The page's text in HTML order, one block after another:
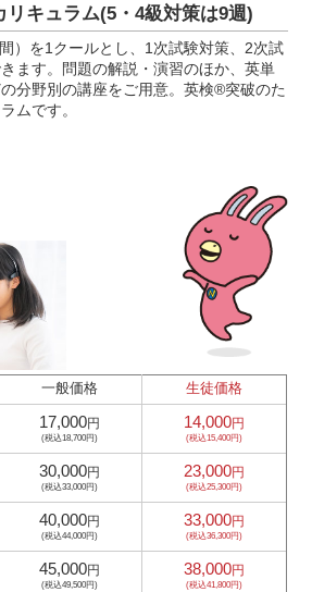
リキュラム(5・4級対策は9週)
）を1クールとし、1次試験対策、2次試
ます。問題の解説・演習のほか、英単
分野別の講座をご用意。英検®突破のた
ムです。
一般価格 生徒価格
17,000円
(税込18,700円)
14,000円
(税込15,400円)
30,000円
(税込33,000円)
23,000円
(税込25,300円)
40,000円
(税込44,000円)
33,000円
(税込36,300円)
45,000円
(税込49,500円)
38,000円
(税込41,800円)